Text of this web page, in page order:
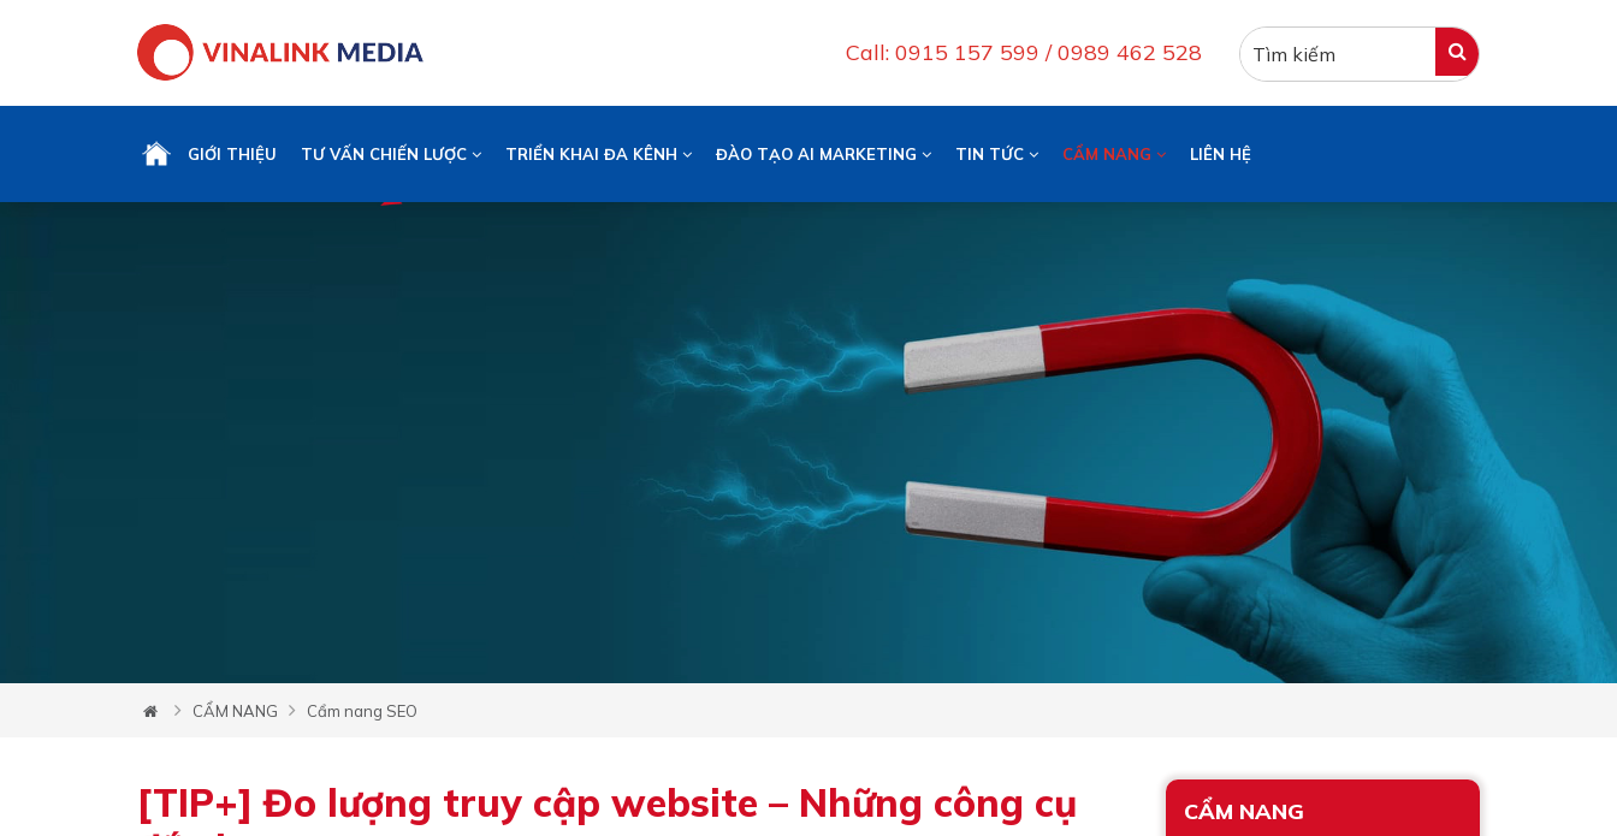
Call: 0915 157 599 / 0989 462 528
GIỚI THIỆU TƯ VẤN CHIẾN LƯỢC TRIỂN KHAI ĐA KÊNH ĐÀO TẠO AI MARKETING TIN TỨC CẨM NANG LIÊN HỆ
CẨM NANG Cẩm nang SEO
[TIP+] Đo lượng truy cập website – Những công cụ
CẨM NANG